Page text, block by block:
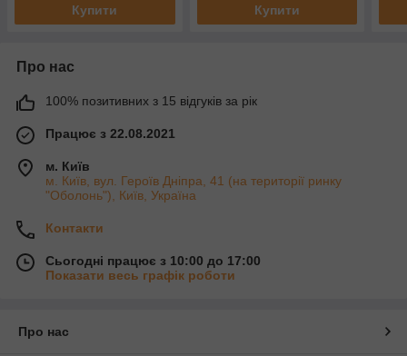
Купити Купити
Про нас
100% позитивних з 15 відгуків за рік
Працює з 22.08.2021
м. Київ
м. Київ, вул. Героїв Дніпра, 41 (на території ринку
"Оболонь"), Київ, Україна
Контакти
Сьогодні працює з 10:00 до 17:00
Показати весь графік роботи
Про нас